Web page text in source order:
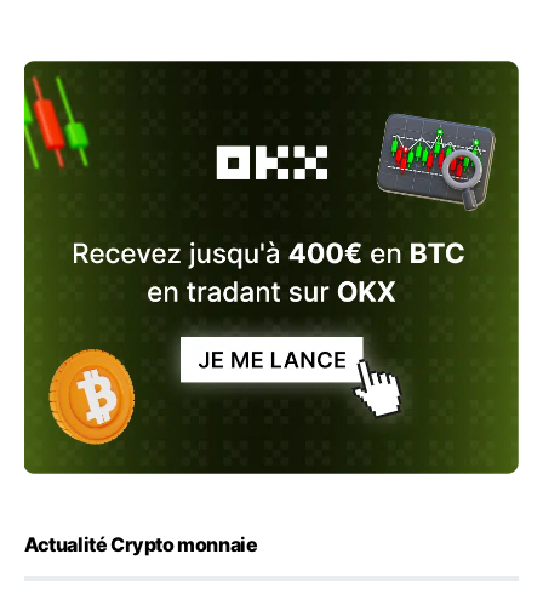
Actualité Crypto monnaie